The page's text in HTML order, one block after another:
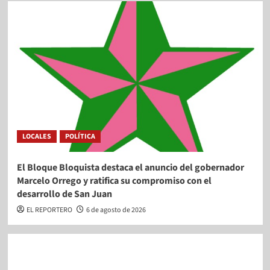
LOCALES POLÍTICA
El Bloque Bloquista destaca el anuncio del gobernador
Marcelo Orrego y ratifica su compromiso con el
desarrollo de San Juan
EL REPORTERO 6 de agosto de 2026